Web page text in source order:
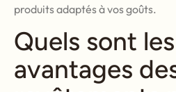
produits adaptés à vos goûts.
Quels sont les
avantages